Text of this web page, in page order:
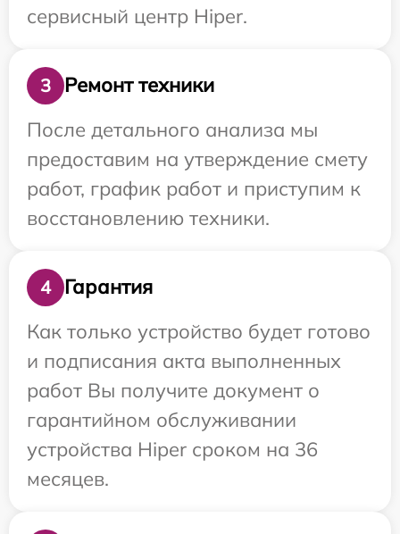
сервисный центр Hiper.
3
Ремонт техники
После детального анализа мы
предоставим на утверждение смету
работ, график работ и приступим к
восстановлению техники.
4
Гарантия
Как только устройство будет готово
и подписания акта выполненных
работ Вы получите документ о
гарантийном обслуживании
устройства Hiper сроком на 36
месяцев.